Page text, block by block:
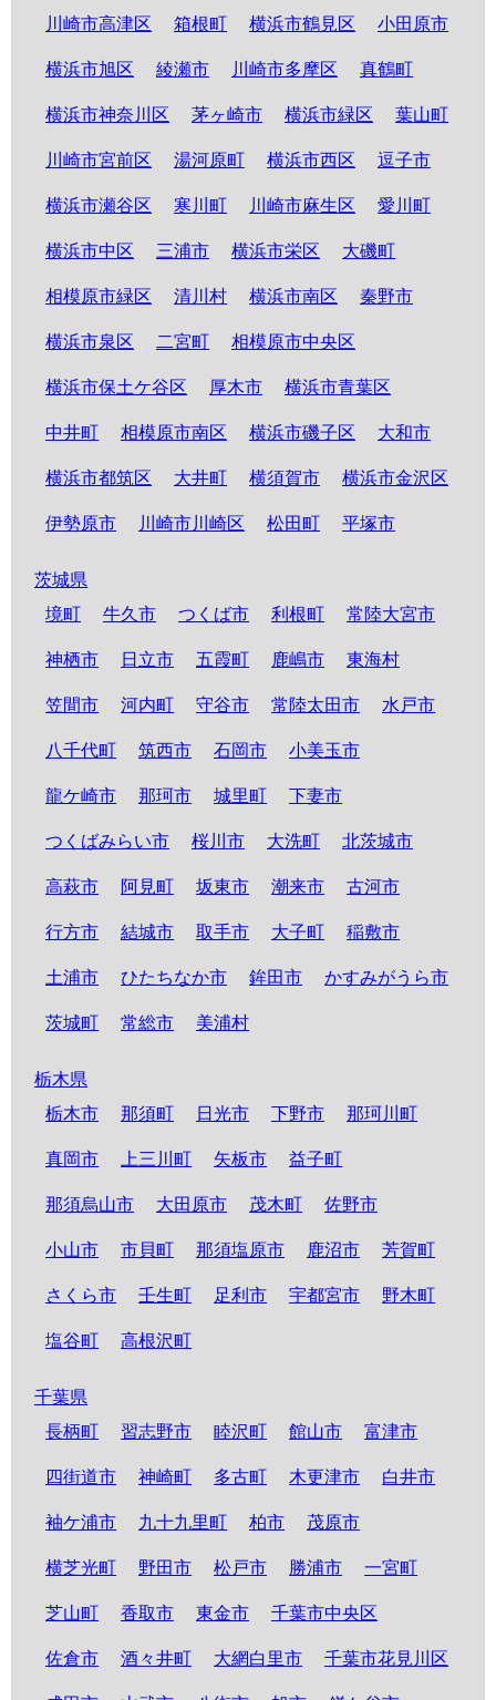
川崎市高津区 箱根町 横浜市鶴見区 小田原市
横浜市旭区 綾瀬市 川崎市多摩区 真鶴町
横浜市神奈川区 茅ヶ崎市 横浜市緑区 葉山町
川崎市宮前区 湯河原町 横浜市西区 逗子市
横浜市瀬谷区 寒川町 川崎市麻生区 愛川町
横浜市中区 三浦市 横浜市栄区 大磯町
相模原市緑区 清川村 横浜市南区 秦野市
横浜市泉区 二宮町 相模原市中央区
横浜市保土ケ谷区 厚木市 横浜市青葉区
中井町 相模原市南区 横浜市磯子区 大和市
横浜市都筑区 大井町 横須賀市 横浜市金沢区
伊勢原市 川崎市川崎区 松田町 平塚市
茨城県
境町
牛久市 つくば市 利根町 常陸大宮市
神栖市 日立市 五霞町 鹿嶋市 東海村
笠間市 河内町 守谷市 常陸太田市 水戸市
八千代町 筑西市 石岡市 小美玉市
龍ケ崎市 那珂市 城里町 下妻市
つくばみらい市 桜川市 大洗町 北茨城市
高萩市 阿見町 坂東市 潮来市 古河市
行方市 結城市 取手市 大子町 稲敷市
土浦市 ひたちなか市 鉾田市 かすみがうら市
茨城町 常総市 美浦村
栃木県
栃木市
那須町 日光市 下野市 那珂川町
真岡市 上三川町 矢板市 益子町
那須烏山市 大田原市 茂木町 佐野市
小山市 市貝町 那須塩原市 鹿沼市 芳賀町
さくら市 壬生町 足利市 宇都宮市 野木町
塩谷町 高根沢町
千葉県
長柄町
習志野市 睦沢町 館山市 富津市
四街道市 神崎町 多古町 木更津市 白井市
袖ケ浦市 九十九里町 柏市 茂原市
横芝光町 野田市 松戸市 勝浦市 一宮町
芝山町 香取市 東金市 千葉市中央区
佐倉市 酒々井町 大網白里市 千葉市花見川区